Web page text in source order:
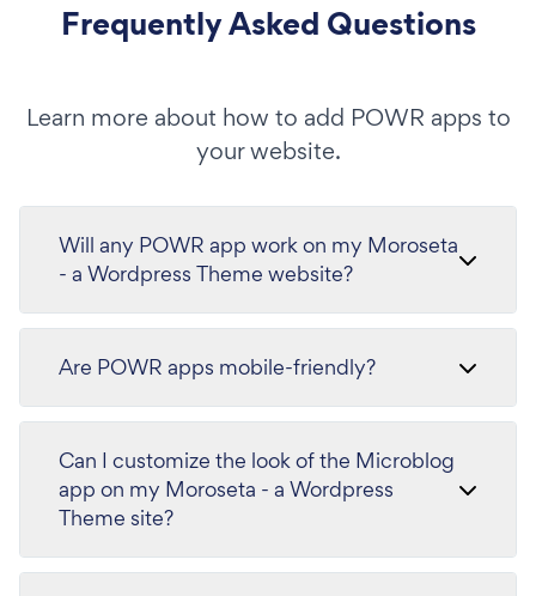
Frequently Asked Questions
Learn more about how to add POWR apps to
your website.
Will any POWR app work on my Moroseta
- a Wordpress Theme website?
Are POWR apps mobile-friendly?
Can I customize the look of the Microblog
app on my Moroseta - a Wordpress
Theme site?